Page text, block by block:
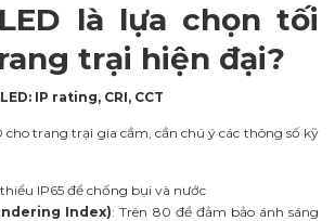
là lựa chọn tối
trại hiện đại?
IP rating, CRI, CCT
cho trang trại gia cầm, cần chú ý các thông số kỹ
IP65 để chống bụi và nước
Index): Trên 80 để đảm bảo ánh sáng